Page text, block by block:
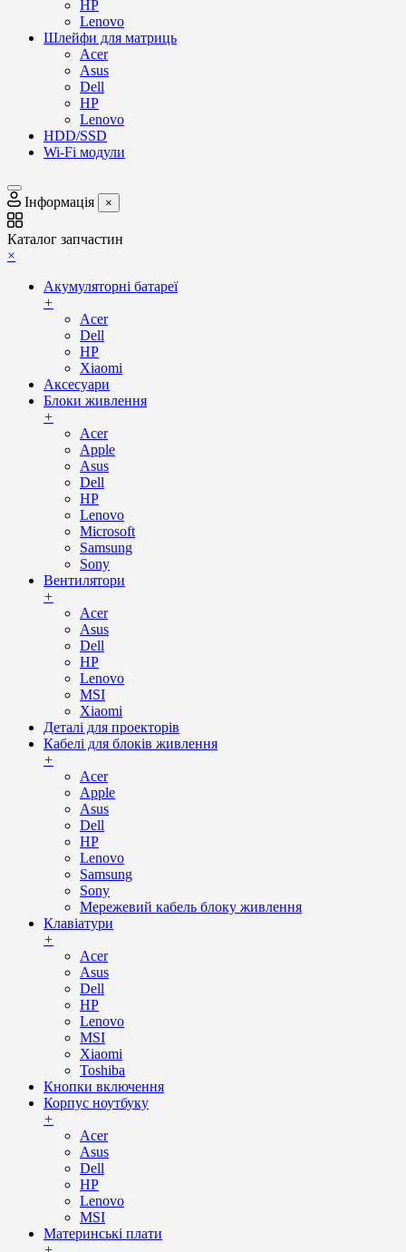
HP
Lenovo
Шлейфи для матриць
Acer
Asus
Dell
HP
Lenovo
HDD/SSD
Wi-Fi модули
Інформація ×
Каталог запчастин
×
Акумуляторні батареї
+
Acer
Dell
HP
Xiaomi
Аксесуари
Блоки живлення
+
Acer
Apple
Asus
Dell
HP
Lenovo
Microsoft
Samsung
Sony
Вентилятори
+
Acer
Asus
Dell
HP
Lenovo
MSI
Xiaomi
Деталі для проекторів
Кабелі для блоків живлення
+
Acer
Apple
Asus
Dell
HP
Lenovo
Samsung
Sony
Мережевий кабель блоку живлення
Клавіатури
+
Acer
Asus
Dell
HP
Lenovo
MSI
Xiaomi
Toshiba
Кнопки включення
Корпус ноутбуку
+
Acer
Asus
Dell
HP
Lenovo
MSI
Материнські плати